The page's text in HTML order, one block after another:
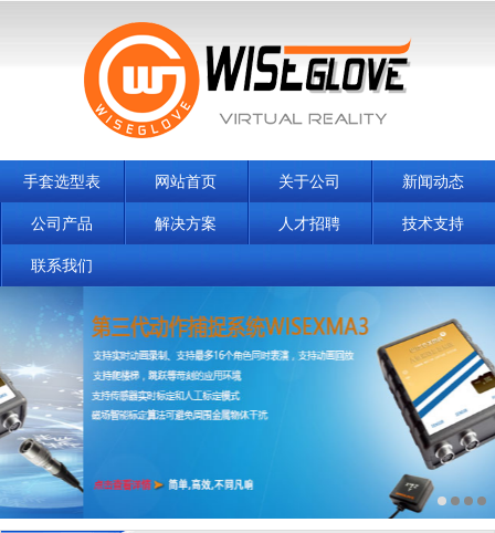
手套选型表 网站首页 关于公司 新闻动态
公司产品 解决方案 人才招聘 技术支持
联系我们